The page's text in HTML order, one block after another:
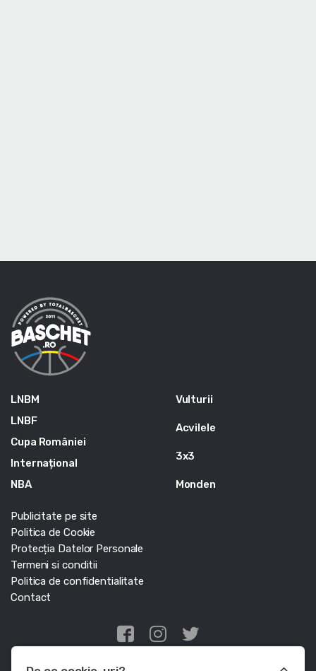
LNBM
LNBF
Cupa României
Internațional
NBA
Vulturii
Acvilele
3x3
Monden
Publicitate pe site
Politica de Cookie
Protecția Datelor Personale
Termeni si conditii
Politica de confidentialitate
Contact
Edris Digital Agency